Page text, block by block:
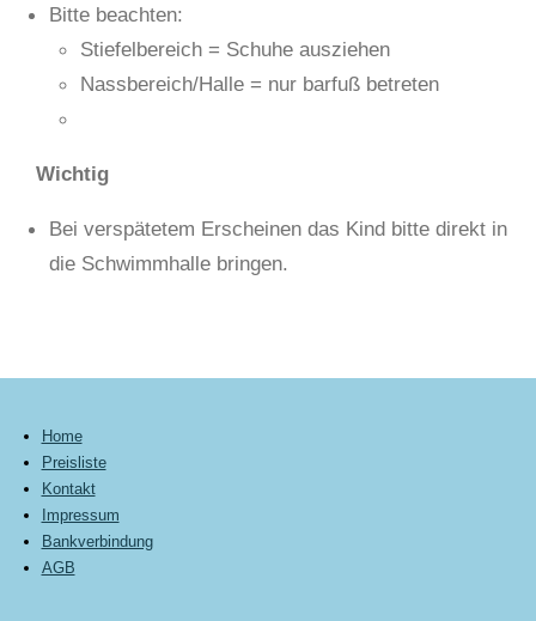
Bitte beachten:
Stiefelbereich = Schuhe ausziehen
Nassbereich/Halle = nur barfuß betreten
Wichtig
Bei verspätetem Erscheinen das Kind bitte direkt in
die Schwimmhalle bringen.
Home
Preisliste
Kontakt
Impressum
Bankverbindung
AGB